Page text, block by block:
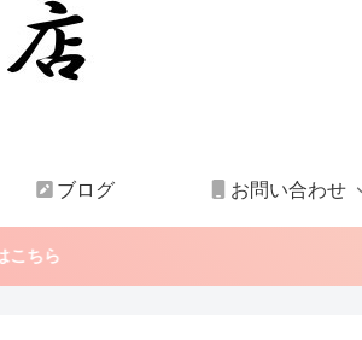
ブログ お問い合わせ